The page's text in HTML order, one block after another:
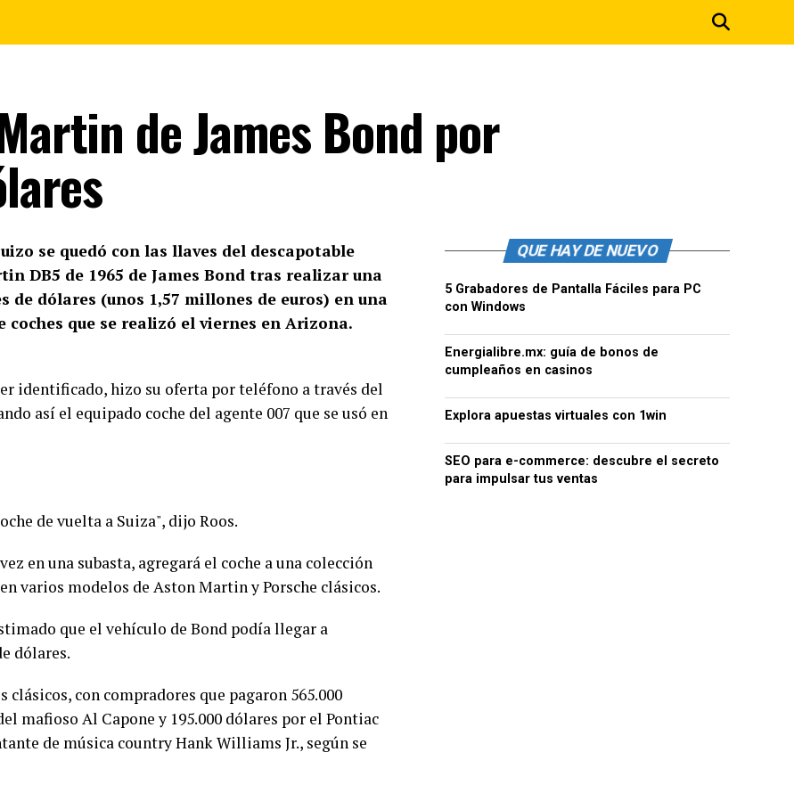
de James Bond por
se quedó con las llaves del descapotable
DB5 de 1965 de James Bond tras realizar una
de dólares (unos 1,57 millones de euros) en una
coches que se realizó el viernes en Arizona.
identificado, hizo su oferta por teléfono a través del
así el equipado coche del agente 007 que se usó en
de vuelta a Suiza", dijo Roos.
en una subasta, agregará el coche a una colección
varios modelos de Aston Martin y Porsche clásicos.
que el vehículo de Bond podía llegar a
dólares.
con compradores que pagaron 565.000
mafioso Al Capone y 195.000 dólares por el Pontiac
de música country Hank Williams Jr., según se
QUE HAY DE NUEVO
5 Grabadores de Pantalla Fáciles para PC
con Windows
Energialibre.mx: guía de bonos de
cumpleaños en casinos
Explora apuestas virtuales con 1win
SEO para e-commerce: descubre el secreto
para impulsar tus ventas